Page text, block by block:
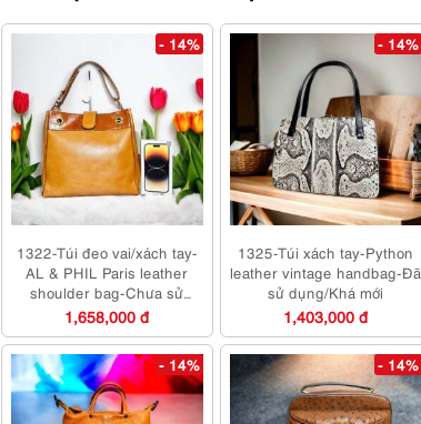
- 14%
1322-Túi đeo vai/xách tay-
AL & PHIL Paris leather
shoulder bag-Chưa sử
dụng/Khá sạch
1,658,000 đ
- 14%
1325-Túi xách tay-Python
leather vintage handbag-Đã
sử dụng/Khá mới
1,403,000 đ
- 14% - 14%